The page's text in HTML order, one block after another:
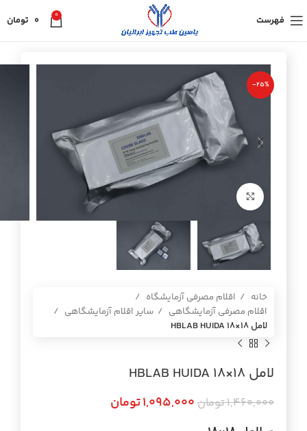
فهرست 0
0 تومان
-25%
خانه
اقلام مصرفی آزمایشگاه
اقلام مصرفی آزمایشگاهی
سایر اقلام آزمایشگاهی
لامل 18×18 HBLAB HUIDA
لامل 18×18 HBLAB HUIDA
1,460,000تومان 1,095,000تومان